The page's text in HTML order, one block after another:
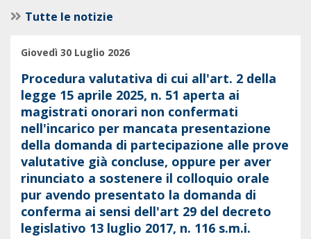
Tutte le notizie
Giovedì 30 Luglio 2026
Procedura valutativa di cui all'art. 2 della
legge 15 aprile 2025, n. 51 aperta ai
magistrati onorari non confermati
nell'incarico per mancata presentazione
della domanda di partecipazione alle prove
valutative già concluse, oppure per aver
rinunciato a sostenere il colloquio orale
pur avendo presentato la domanda di
conferma ai sensi dell'art 29 del decreto
legislativo 13 luglio 2017, n. 116 s.m.i.